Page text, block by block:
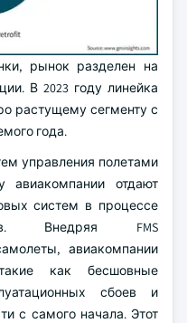
рынок разделен на
В 2023 году линейка
растущему сегменту с
года.
управления полетами
авиакомпании отдают
систем в процессе
Внедряя FMS
авиакомпании
как бесшовные
сбоев и
с самого начала. Этот